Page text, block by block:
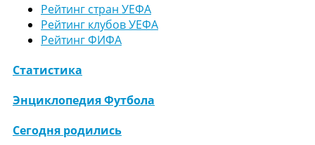
Рейтинг стран УЕФА
Рейтинг клубов УЕФА
Рейтинг ФИФА
Статистика
Энциклопедия Футбола
Сегодня родились